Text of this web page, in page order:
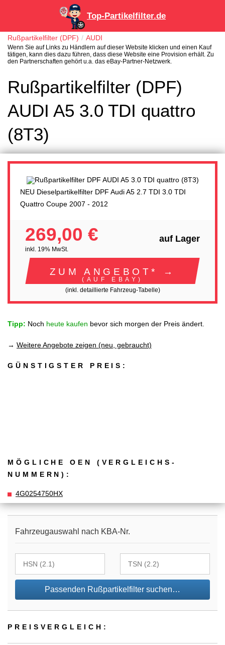
Top-Partikelfilter.de
Rußpartikelfilter (DPF) AUDI
Wenn Sie auf Links zu Händlern auf dieser Website klicken und einen Kauf
tätigen, kann dies dazu führen, dass diese Website eine Provision erhält. Zu
den Partnerschaften gehört u.a. das eBay-Partner-Netzwerk.
Rußpartikelfilter (DPF)
AUDI A5 3.0 TDI quattro
(8T3)
NEU Dieselpartikelfilter DPF Audi A5 2.7 TDI 3.0 TDI
Quattro Coupe 2007 - 2012
269,00 €
inkl. 19% MwSt.
auf Lager
ZUM ANGEBOT* →
(AUF EBAY)
(inkl. detaillierte Fahrzeug-Tabelle)
Tipp: Noch heute kaufen bevor sich morgen der Preis ändert.
→ Weitere Angebote zeigen (neu, gebraucht)
GÜNSTIGSTER PREIS:
MÖGLICHE OEN (VERGLEICHS­
NUMMERN):
4G0254750HX
Fahrzeugauswahl nach KBA-Nr.
Passenden Rußpartikelfilter suchen…
PREIS­VER­GLEICH: